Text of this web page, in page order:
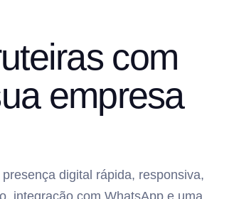
com
empresa
digital rápida, responsiva,